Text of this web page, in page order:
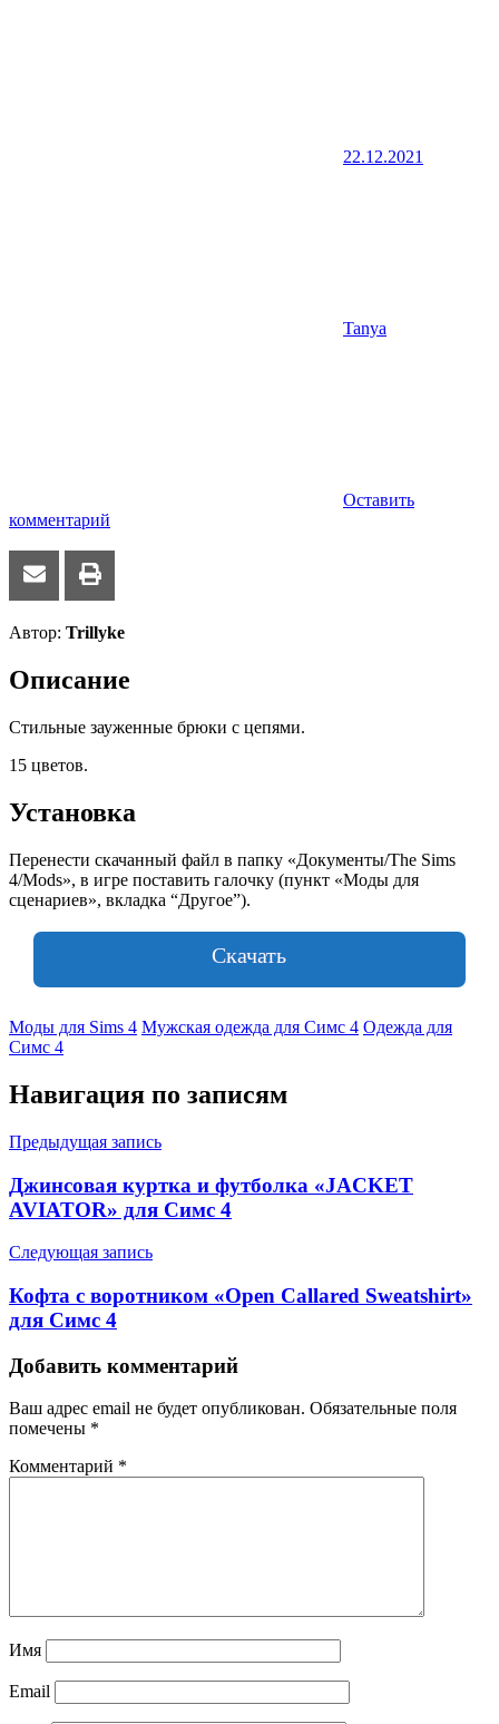
22.12.2021
Tanya
Оставить
комментарий
Автор: Trillyke
Описание
Стильные зауженные брюки с цепями.
15 цветов.
Установка
Перенести скачанный файл в папку «Документы/The Sims
4/Mods», в игре поставить галочку (пункт «Моды для
сценариев», вкладка “Другое”).
Скачать
Моды для Sims 4 Мужская одежда для Симс 4 Одежда для
Симс 4
Навигация по записям
Предыдущая запись
Джинсовая куртка и футболка «JACKET
AVIATOR» для Симс 4
Следующая запись
Кофта с воротником «Open Callared Sweatshirt»
для Симс 4
Добавить комментарий
Ваш адрес email не будет опубликован. Обязательные поля
помечены *
Комментарий *
Имя
Email